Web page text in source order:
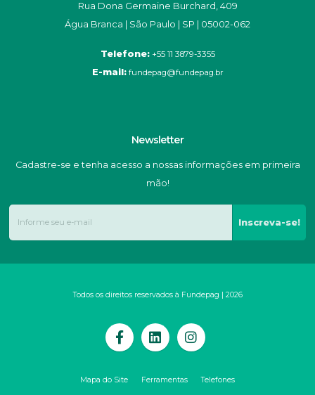
Rua Dona Germaine Burchard, 409
Água Branca | São Paulo | SP | 05002-062
Telefone:+55 11 3879-3355
E-mail:fundepag@fundepag.br
Newsletter
Cadastre-se e tenha acesso a nossas informações em primeira
mão!
Inscreva-se!
Todos os direitos reservados à Fundepag | 2026
Mapa do Site Ferramentas Telefones